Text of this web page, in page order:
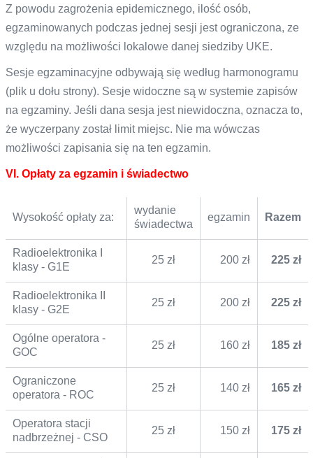
Z powodu zagrożenia epidemicznego, ilość osób,
egzaminowanych podczas jednej sesji jest ograniczona, ze
względu na możliwości lokalowe danej siedziby UKE.
Sesje egzaminacyjne odbywają się według harmonogramu
(plik u dołu strony). Sesje widoczne są w systemie zapisów
na egzaminy. Jeśli dana sesja jest niewidoczna, oznacza to,
że wyczerpany został limit miejsc. Nie ma wówczas
możliwości zapisania się na ten egzamin.
VI. Opłaty za egzamin i świadectwo
Wysokość opłaty za:
wydanie
świadectwa
egzamin Razem
Radioelektronika I
klasy - G1E
25 zł 200 zł 225​ zł
Radioelektronika II
klasy - G2E
25 zł 200 zł 225 zł
Ogólne operatora -
GOC
25 zł 160 zł 185 zł
Ograniczone
operatora - ROC
25 zł 140 zł 165 zł
Operatora stacji
nadbrzeżnej - CSO
25 zł 150 zł 175 zł